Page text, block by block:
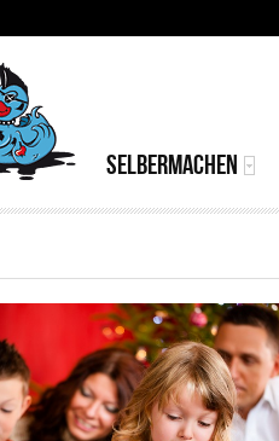
MAINMENU
SELBERMACHEN